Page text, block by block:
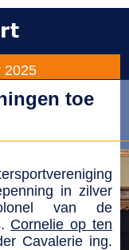
2025
toe
in zilver
van de
Cornelie op ten
Cavalerie ing.